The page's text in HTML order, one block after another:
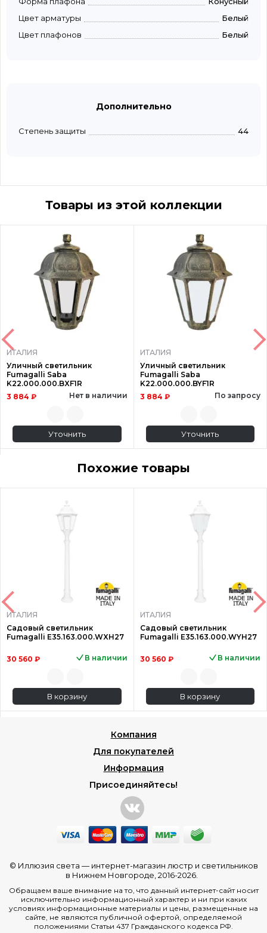
Цвет арматуры
Белый
Цвет плафонов
Белый
Дополнительно
Степень защиты 44
Товары из этой коллекции
ИТАЛИЯ
Уличный светильник
Fumagalli Saba
K22.000.000.BXF1R
3 884 ₽
Нет в наличии
Уточнить
ИТАЛИЯ
Уличный светильник
Fumagalli Saba
K22.000.000.BYF1R
3 884 ₽
По запросу
Уточнить
Похожие товары
ИТАЛИЯ
Садовый светильник
Fumagalli E35.163.000.WXH27
30 560 ₽ В наличии
В корзину
ИТАЛИЯ
Садовый светильник
Fumagalli E35.163.000.WYH27
30 560 ₽ В наличии
В корзину
Компания
Для покупателей
Информация
Присоединяйтесь!
© Иллюзия света — интернет-магазин люстр и светильников
в Нижнем Новгороде , 2016-2026.
Обращаем ваше внимание на то, что данный интернет-сайт носит
исключительно информационный характер и ни при каких
условиях информационные материалы и цены, размещенные на
сайте, не являются публичной офертой, определяемой
положениями Статьи 437 Гражданского кодекса РФ.